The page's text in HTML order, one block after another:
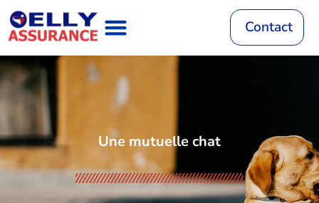
au
contenu
Contact
Une mutuelle chat